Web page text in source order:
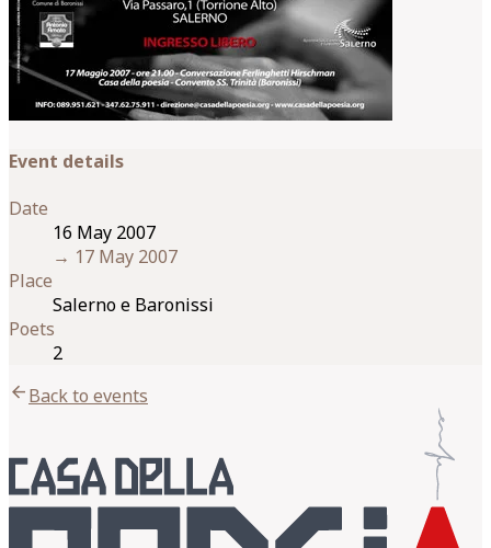
Event details
Date
16 May 2007
→ 17 May 2007
Place
Salerno e Baronissi
Poets
2
arrow_backBack to events